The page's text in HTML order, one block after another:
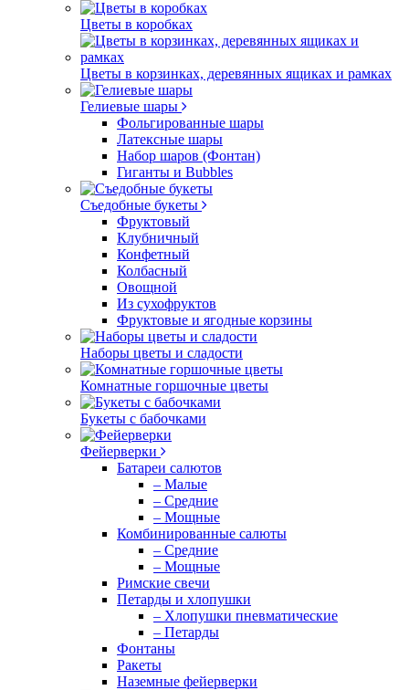
Цветы в коробках
Цветы в корзинках, деревянных ящиках и рамках
Гелиевые шары
Фольгированные шары
Латексные шары
Набор шаров (Фонтан)
Гиганты и Bubbles
Съедобные букеты
Фруктовый
Клубничный
Конфетный
Колбасный
Овощной
Из сухофруктов
Фруктовые и ягодные корзины
Наборы цветы и сладости
Комнатные горшочные цветы
Букеты с бабочками
Фейерверки
Батареи салютов
– Малые
– Средние
– Мощные
Комбинированные салюты
– Средние
– Мощные
Римские свечи
Петарды и хлопушки
– Хлопушки пневматические
– Петарды
Фонтаны
Ракеты
Наземные фейерверки